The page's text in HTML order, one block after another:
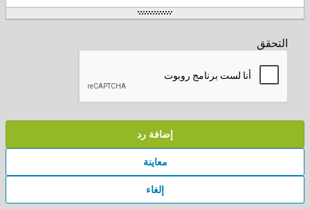
التحقق
إضافة رد
معاينة
إلغاء